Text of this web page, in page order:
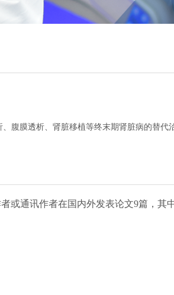
腹膜透析、肾脏移植等终末期肾脏病的替代治
通讯作者在国内外发表论文9篇，其